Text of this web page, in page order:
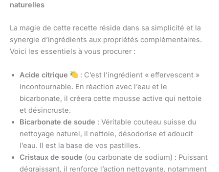
naturelles
La magie de cette recette réside dans sa simplicité et la
synergie d’ingrédients aux propriétés complémentaires.
Voici les essentiels à vous procurer :
Acide citrique
: C’est l’ingrédient « effervescent »
incontournable. En réaction avec l’eau et le
bicarbonate, il créera cette mousse active qui nettoie
et désincruste.
Bicarbonate de soude : Véritable couteau suisse du
nettoyage naturel, il nettoie, désodorise et adoucit
l’eau. Il est la base de vos pastilles.
Cristaux de soude (ou carbonate de sodium) : Puissant
dégraissant, il renforce l’action nettoyante, notamment